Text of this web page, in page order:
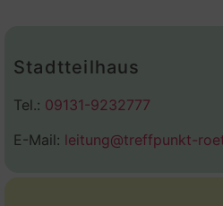
Stadtteilhaus
Tel.: 09131-9232777
E-Mail: leitung@treffpunkt-